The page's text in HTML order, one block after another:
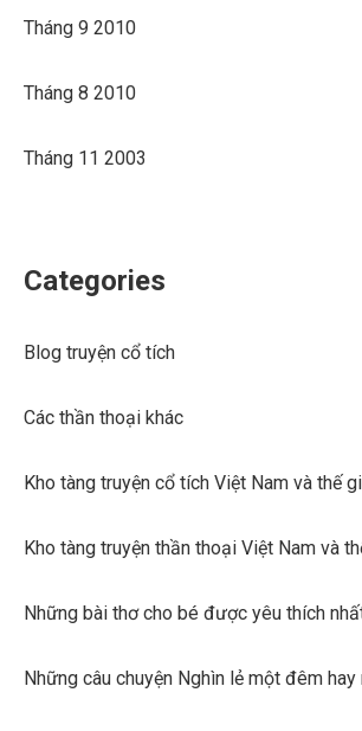
Tháng 9 2010
Tháng 8 2010
Tháng 11 2003
Categories
Blog truyện cổ tích
Các thần thoại khác
Kho tàng truyện cổ tích Việt Nam và thế
Kho tàng truyện thần thoại Việt Nam và
Những bài thơ cho bé được yêu thích
Những câu chuyện Nghìn lẻ một đêm hay